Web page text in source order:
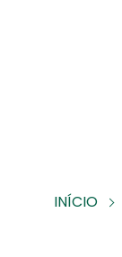
INÍCIO